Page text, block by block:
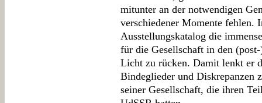
mitunter an der notwendigen
verschiedener Momente fehlen.
Ausstellungskatalog die
für die Gesellschaft in den
Licht zu rücken. Damit lenkt er
Bindeglieder und Diskrepanzen
seiner Gesellschaft, die ihren